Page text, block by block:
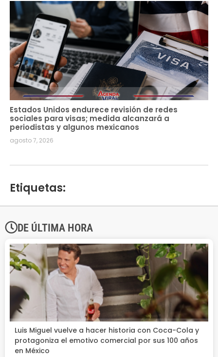
Estados Unidos endurece revisión de redes
sociales para visas; medida alcanzará a
periodistas y algunos mexicanos
agosto 7, 2026
Etiquetas:
DE ÚLTIMA HORA
Luis Miguel vuelve a hacer historia con Coca-Cola y
protagoniza el emotivo comercial por sus 100 años
en México